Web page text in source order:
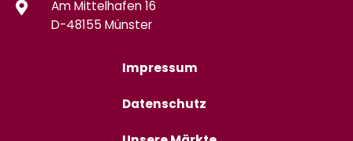
Am Mittelhafen 16
D-48155 Münster
Impressum
Datenschutz